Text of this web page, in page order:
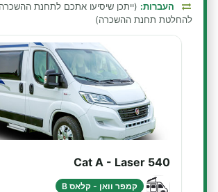
העברות: (ייתכן שיסיעו אתכם לתחנת
להחלטת תחנת ההשכרה)
Cat A - Laser 540
קמפר וואן - קלאס B